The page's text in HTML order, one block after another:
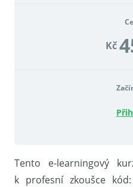
Kč
Tento e-learningový
k profesní zkoušce